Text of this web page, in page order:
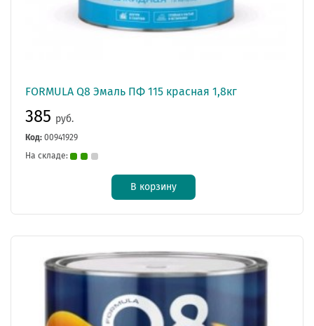
FORMULA Q8 Эмаль ПФ 115 красная 1,8кг
385 руб.
Код: 00941929
На складе:
В корзину